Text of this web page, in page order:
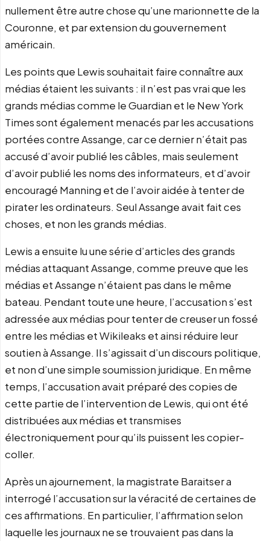
nullement être autre chose qu’une marionnette de la
Couronne, et par extension du gouvernement
américain.
Les points que Lewis souhaitait faire connaître aux
médias étaient les suivants : il n’est pas vrai que les
grands médias comme le Guardian et le New York
Times sont également menacés par les accusations
portées contre Assange, car ce dernier n’était pas
accusé d’avoir publié les câbles, mais seulement
d’avoir publié les noms des informateurs, et d’avoir
encouragé Manning et de l’avoir aidée à tenter de
pirater les ordinateurs. Seul Assange avait fait ces
choses, et non les grands médias.
Lewis a ensuite lu une série d’articles des grands
médias attaquant Assange, comme preuve que les
médias et Assange n’étaient pas dans le même
bateau. Pendant toute une heure, l’accusation s’est
adressée aux médias pour tenter de creuser un fossé
entre les médias et Wikileaks et ainsi réduire leur
soutien à Assange. Il s’agissait d’un discours politique,
et non d’une simple soumission juridique. En même
temps, l’accusation avait préparé des copies de
cette partie de l’intervention de Lewis, qui ont été
distribuées aux médias et transmises
électroniquement pour qu’ils puissent les copier-
coller.
Après un ajournement, la magistrate Baraitser a
interrogé l’accusation sur la véracité de certaines de
ces affirmations. En particulier, l’affirmation selon
laquelle les journaux ne se trouvaient pas dans la